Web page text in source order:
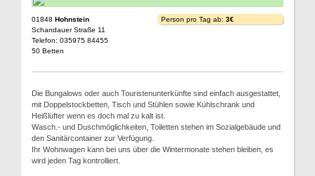
01848 Hohnstein
Schandauer Straße 11
Telefon: 035975 84455
50 Betten
Person pro Tag ab: 3€
Die Bungalows oder auch Touristenunterkünfte sind einfach ausgestattet,
mit Doppelstockbetten, Tisch und Stühlen sowie Kühlschrank und
Heißlüfter wenn es doch mal zu kalt ist.
Wasch.- und Duschmöglichkeiten, Toiletten stehen im Sozialgebäude und
den Sanitärcontainer zur Verfügung.
Ihr Wohnwagen kann bei uns über die Wintermonate stehen bleiben, es
wird jeden Tag kontrolliert.